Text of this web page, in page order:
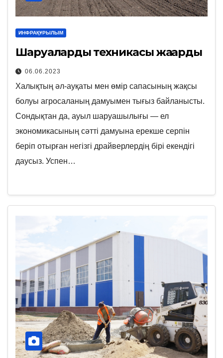
ИНФРАҚҰРЫЛЫМ
Шаруалардың техникасы жаңарды
06.06.2023
Халықтың әл-ауқаты мен өмір сапасының жақсы
болуы агросаланың дамуымен тығыз байланысты.
Сондықтан да, ауыл шаруашылығы — ел
экономикасының сәтті дамуына ерекше серпін
беріп отырған негізгі драйверлердің бірі екендігі
даусыз. Успен…